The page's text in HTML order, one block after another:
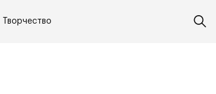
Творчество